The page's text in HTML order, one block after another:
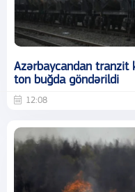
Azərbaycandan tranzit
ton buğda göndərildi
12:08